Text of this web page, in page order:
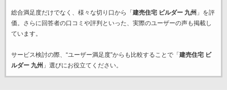
総合満足度だけでなく、様々な切り口から「 建売住宅 ビルダー 九州 」を評
価。さらに回答者の口コミや評判といった、実際のユーザーの声も掲載し
ています。
サービス検討の際、“ユーザー満足度”からも比較することで「 建売住宅 ビ
ルダー 九州 」選びにお役立てください。